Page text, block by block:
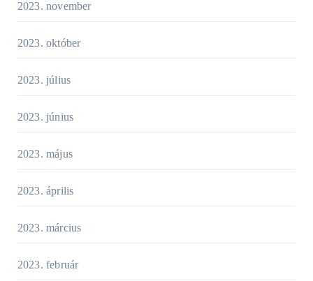
2023. november
2023. október
2023. július
2023. június
2023. május
2023. április
2023. március
2023. február